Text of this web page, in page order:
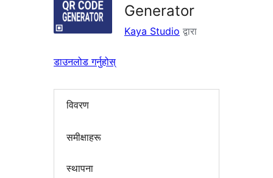
Generator
Kaya Studio द्वारा
डाउनलोड गर्नुहोस्
विवरण
समीक्षाहरू
स्थापना